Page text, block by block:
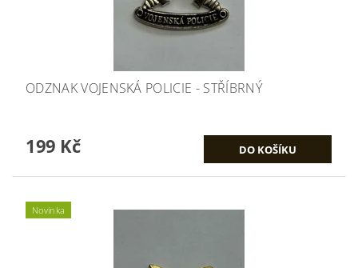
ODZNAK VOJENSKÁ POLICIE - STŘÍBRNÝ
199 Kč
Novinka